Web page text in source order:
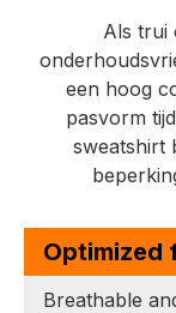
Als trui
een hoog
pasvorm
sweatshirt
Optimized
Breathable